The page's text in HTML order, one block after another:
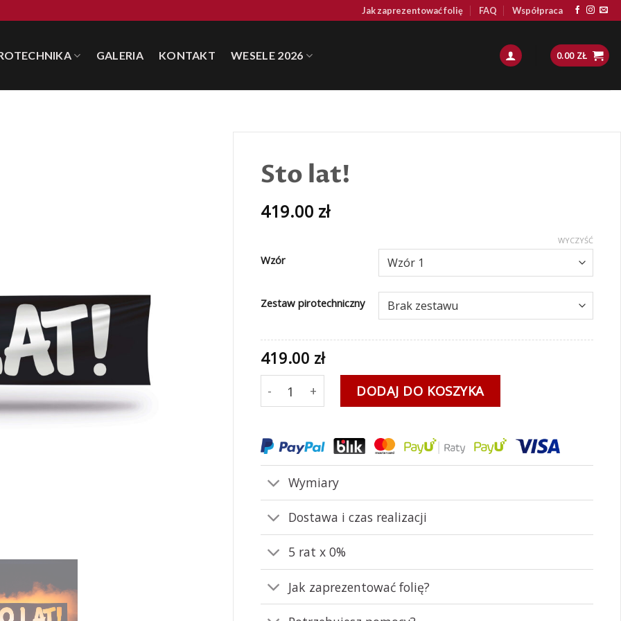
Jak zaprezentować folię FAQ Współpraca
GALERIA KONTAKT WESELE 2026 0.00 ZŁ
Sto lat!
419.00 zł
Wzór
Zestaw pirotechniczny
WYCZYŚĆ
419.00 zł
DODAJ DO KOSZYKA
Wymiary
Dostawa i czas realizacji
5 rat x 0%
Jak zaprezentować folię?